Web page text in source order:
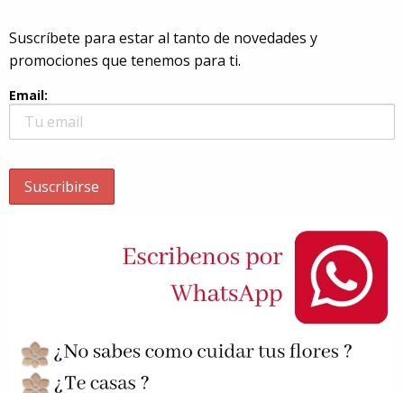
Suscríbete para estar al tanto de novedades y
promociones que tenemos para ti.
Email: